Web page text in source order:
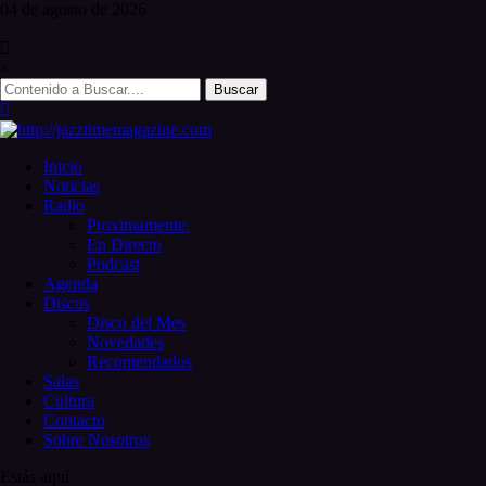
Search
for:
Inicio
Noticias
Radio
Proximamente:
En Directo
Podcast
Agenda
Discos
Disco del Mes
Novedades
Recomendados
Salas
Cultura
Contacto
Sobre Nosotros